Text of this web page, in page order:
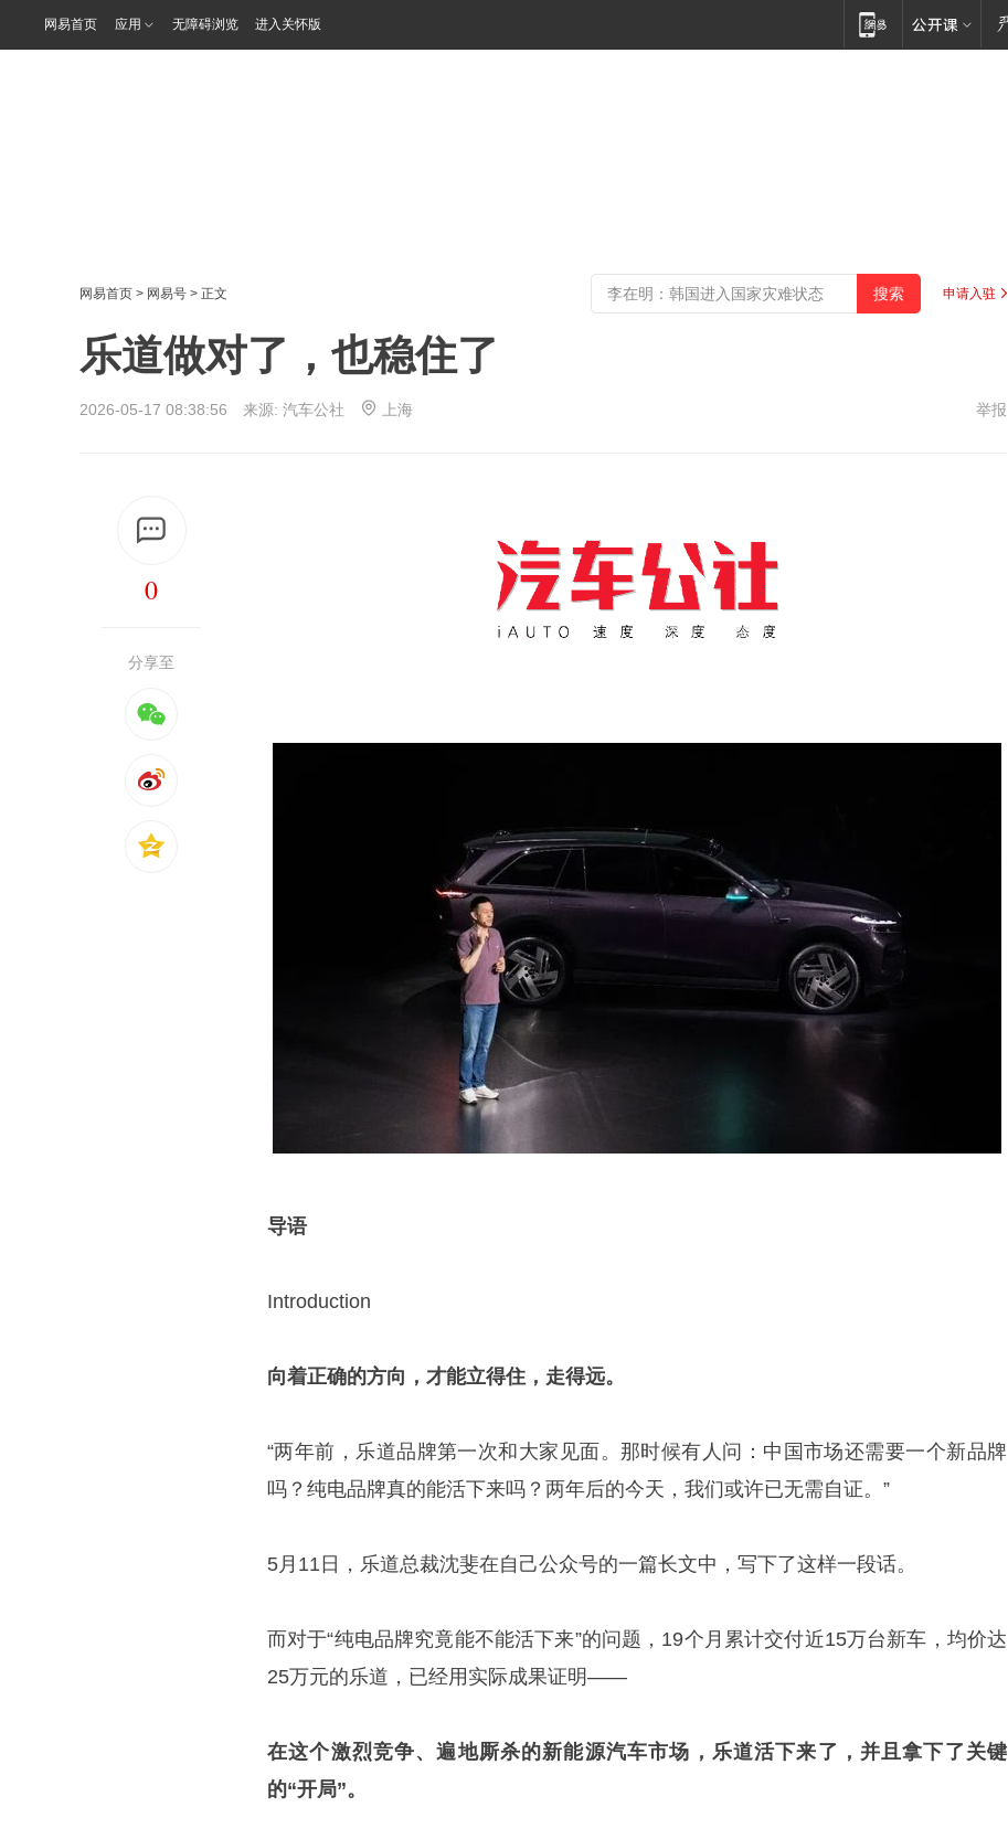
网易首页 应用 无障碍浏览 进入关怀版
网易首页 > 网易号 > 正文 申请入驻
乐道做对了，也稳住了
2026-05-17 08:38:56 来源: 汽车公社 上海 举报
0
分享至
导语
Introduction
向着正确的方向，才能立得住，走得远。
“两年前，乐道品牌第一次和大家见面。那时候有人问：中国市场还需要一个新品牌
吗？纯电品牌真的能活下来吗？两年后的今天，我们或许已无需自证。”
5月11日，乐道总裁沈斐在自己公众号的一篇长文中，写下了这样一段话。
而对于“纯电品牌究竟能不能活下来”的问题，19个月累计交付近15万台新车，均价达
25万元的乐道，已经用实际成果证明——
在这个激烈竞争、遍地厮杀的新能源汽车市场，乐道活下来了，并且拿下了关键
的“开局”。